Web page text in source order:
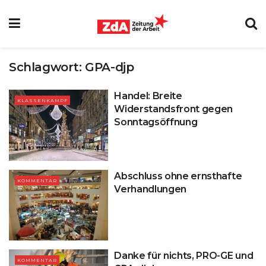
Schlagwort: GPA-djp
KLASSENKAMPF
Handel: Breite
Widerstandsfront gegen
Sonntagsöffnung
KOMMENTAR
Abschluss ohne ernsthafte
Verhandlungen
KOMMENTAR
Danke für nichts, PRO-GE und